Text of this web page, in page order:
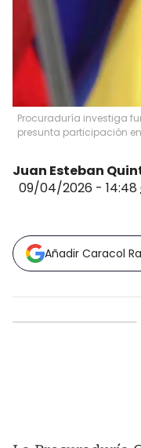
Procuraduría investiga
presunta participación
Juan Esteban
09/04/2026 - 14:48
Añadir Caracol